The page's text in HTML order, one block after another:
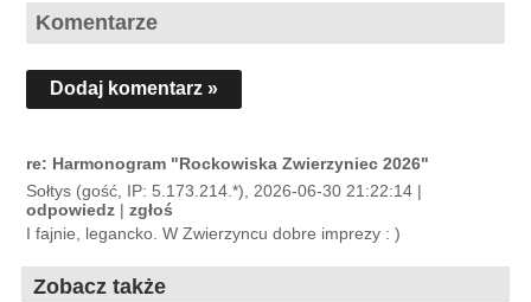
Komentarze
Dodaj komentarz »
re: Harmonogram "Rockowiska Zwierzyniec 2026"
Sołtys (gość, IP: 5.173.214.*), 2026-06-30 21:22:14 |
odpowiedz |zgłoś
I fajnie, legancko. W Zwierzyncu dobre imprezy : )
Zobacz także